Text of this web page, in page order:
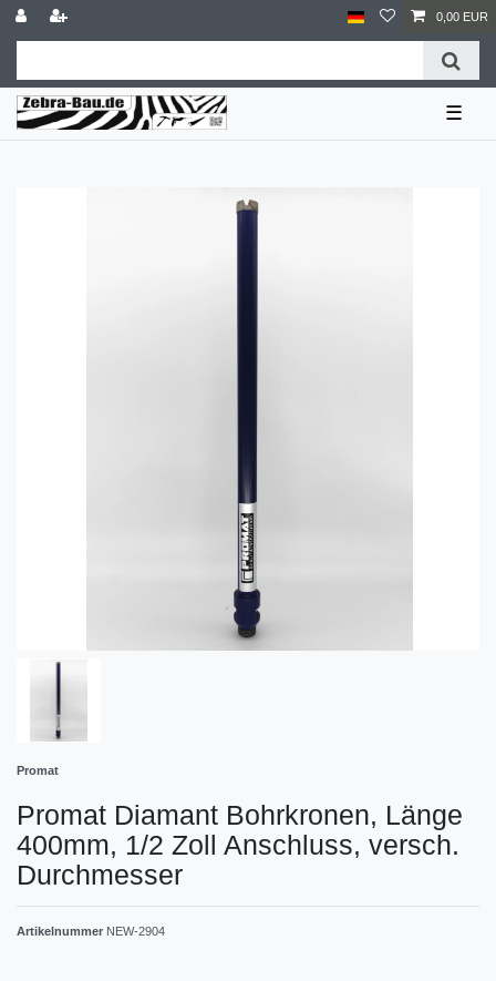
0,00 EUR
☰
Promat
Promat Diamant Bohrkronen, Länge
400mm, 1/2 Zoll Anschluss, versch.
Durchmesser
Artikelnummer NEW-2904